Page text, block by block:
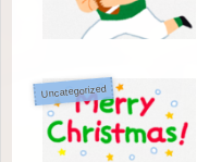
Uncategorized